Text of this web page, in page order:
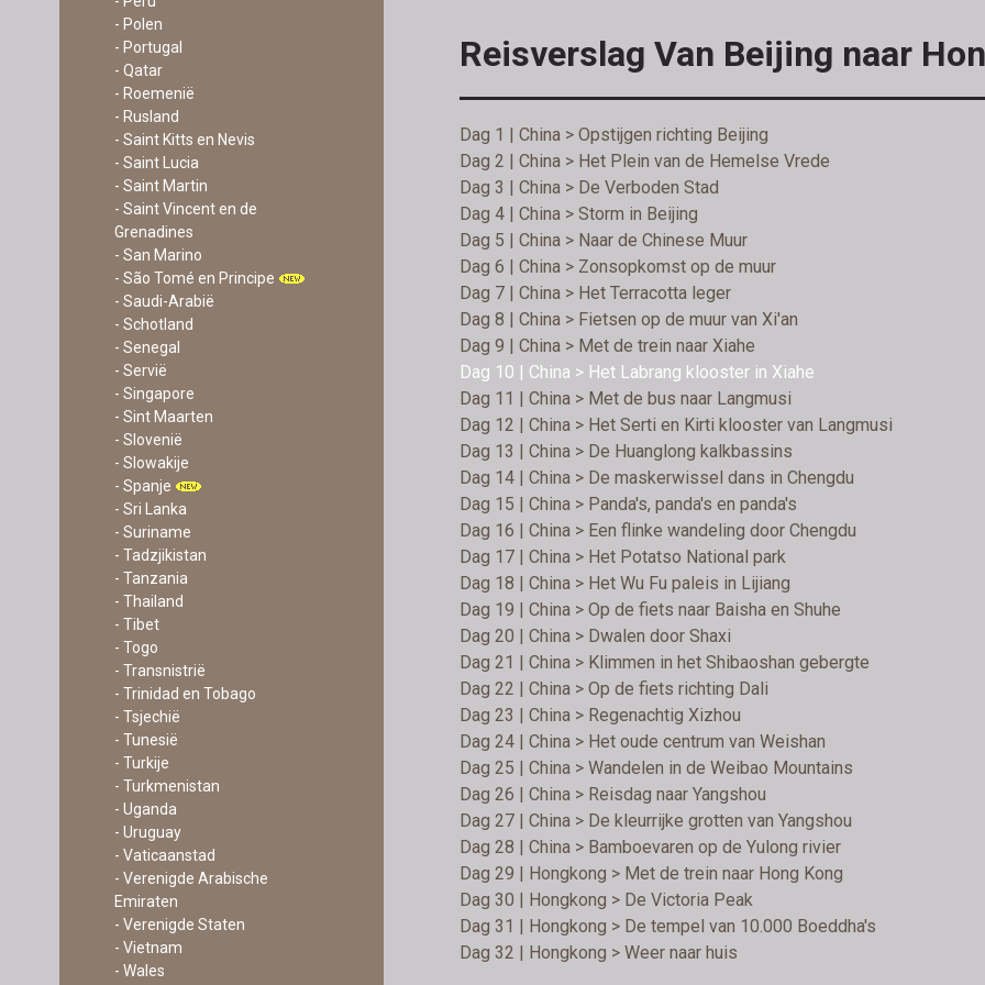
- Polen
- Portugal
- Qatar
- Roemenië
- Rusland
- Saint Kitts en Nevis
- Saint Lucia
- Saint Martin
- Saint Vincent en de
Grenadines
- San Marino
- São Tomé en Principe
- Saudi-Arabië
- Schotland
- Senegal
- Servië
- Singapore
- Sint Maarten
- Slovenië
- Slowakije
- Spanje
- Sri Lanka
- Suriname
- Tadzjikistan
- Tanzania
- Thailand
- Tibet
- Togo
- Transnistrië
- Trinidad en Tobago
- Tsjechië
- Tunesië
- Turkije
- Turkmenistan
- Uganda
- Uruguay
- Vaticaanstad
- Verenigde Arabische
Emiraten
- Verenigde Staten
- Vietnam
- Wales
Reisverslag Van Beijing naar
Dag 1 | China > Opstijgen richting Beijing
Dag 2 | China > Het Plein van de Hemelse Vrede
Dag 3 | China > De Verboden Stad
Dag 4 | China > Storm in Beijing
Dag 5 | China > Naar de Chinese Muur
Dag 6 | China > Zonsopkomst op de muur
Dag 7 | China > Het Terracotta leger
Dag 8 | China > Fietsen op de muur van Xi'an
Dag 9 | China > Met de trein naar Xiahe
Dag 10 | China > Het Labrang klooster in Xiahe
Dag 11 | China > Met de bus naar Langmusi
Dag 12 | China > Het Serti en Kirti klooster van Langmusi
Dag 13 | China > De Huanglong kalkbassins
Dag 14 | China > De maskerwissel dans in Chengdu
Dag 15 | China > Panda's, panda's en panda's
Dag 16 | China > Een flinke wandeling door Chengdu
Dag 17 | China > Het Potatso National park
Dag 18 | China > Het Wu Fu paleis in Lijiang
Dag 19 | China > Op de fiets naar Baisha en Shuhe
Dag 20 | China > Dwalen door Shaxi
Dag 21 | China > Klimmen in het Shibaoshan gebergte
Dag 22 | China > Op de fiets richting Dali
Dag 23 | China > Regenachtig Xizhou
Dag 24 | China > Het oude centrum van Weishan
Dag 25 | China > Wandelen in de Weibao Mountains
Dag 26 | China > Reisdag naar Yangshou
Dag 27 | China > De kleurrijke grotten van Yangshou
Dag 28 | China > Bamboevaren op de Yulong rivier
Dag 29 | Hongkong > Met de trein naar Hong Kong
Dag 30 | Hongkong > De Victoria Peak
Dag 31 | Hongkong > De tempel van 10.000 Boeddha's
Dag 32 | Hongkong > Weer naar huis